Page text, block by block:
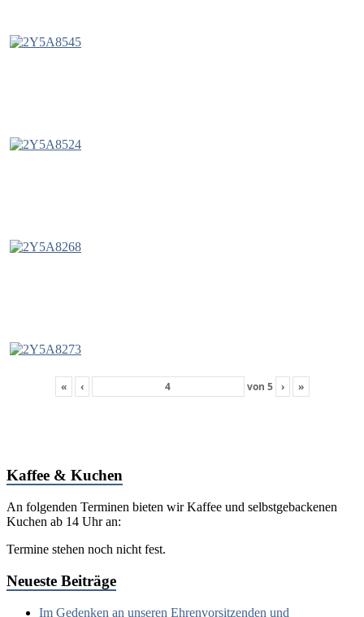
« ‹ von 5 › »
Kaffee & Kuchen
An folgenden Terminen bieten wir Kaffee und selbstgebackenen
Kuchen ab 14 Uhr an:
Termine stehen noch nicht fest.
Neueste Beiträge
Im Gedenken an unseren Ehrenvorsitzenden und